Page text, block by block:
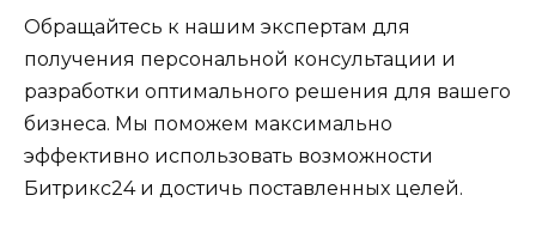
Обращайтесь к нашим экспертам для
получения персональной консультации и
разработки оптимального решения для вашего
бизнеса. Мы поможем максимально
эффективно использовать возможности
Битрикс24 и достичь поставленных целей.